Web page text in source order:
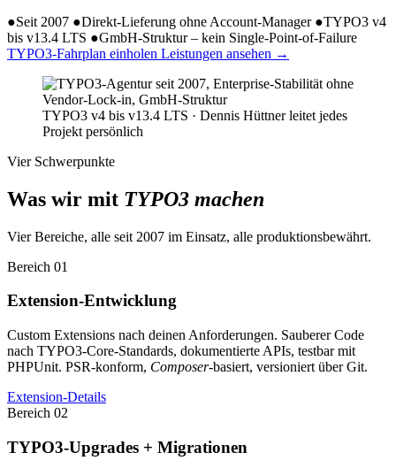
●Seit 2007 ●Direkt-Lieferung ohne Account-Manager ●TYPO3 v4
bis v13.4 LTS ●GmbH-Struktur – kein Single-Point-of-Failure
TYPO3-Fahrplan einholen Leistungen ansehen →
TYPO3 v4 bis v13.4 LTS · Dennis Hüttner leitet jedes
Projekt persönlich
Vier Schwerpunkte
Was wir mit TYPO3 machen
Vier Bereiche, alle seit 2007 im Einsatz, alle produktionsbewährt.
Bereich 01
Extension-Entwicklung
Custom Extensions nach deinen Anforderungen. Sauberer Code
nach TYPO3-Core-Standards, dokumentierte APIs, testbar mit
PHPUnit. PSR-konform, Composer-basiert, versioniert über Git.
Extension-Details
Bereich 02
TYPO3-Upgrades + Migrationen